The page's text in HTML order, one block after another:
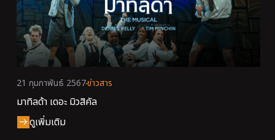
21 กุมภาพันธ์ 2567ข่าวสาร
มาทิลด้า เดอะ มิวสิคัล
ดูเพิ่มเติม